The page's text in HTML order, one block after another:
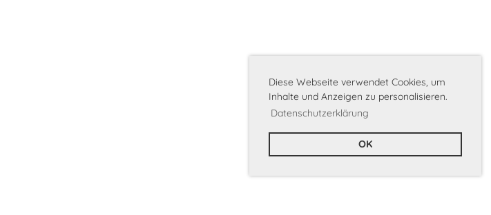
Diese Webseite verwendet Cookies, um
Inhalte und Anzeigen zu personalisieren.
Datenschutzerklärung
OK